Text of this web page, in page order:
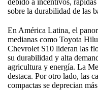
sobre la durabilidad de las
En América Latina, el
medianas como Toyota
Chevrolet S10 lideran las
su durabilidad y alta
agricultura y energía. La
destaca. Por otro lado, las
compactas se deprecian